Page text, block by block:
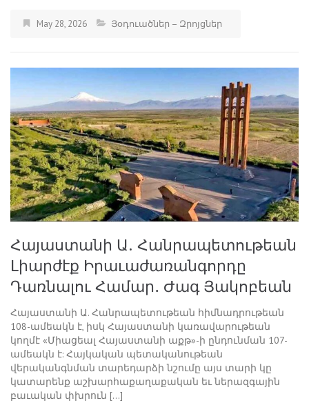
May 28, 2026 Յօդուածներ – Զրոյցներ
Հայաստանի Ա. Հանրապետութեան
Լիարժէք Իրաւաժառանգորդը
Դառնալու Համար․ Ժագ Յակոբեան
Հայաստանի Ա. Հանրապետութեան հիմնադրութեան
108-ամեակն է, իսկ Հայաստանի կառավարութեան
կողմէ «Միացեալ Հայաստանի աքթ»-ի ընդունման 107-
ամեակն է: Հայկական պետականութեան
վերականգնման տարեդարձի նշումը այս տարի կը
կատարենք աշխարհաքաղաքական եւ ներազգային
բաւական փխրուն […]